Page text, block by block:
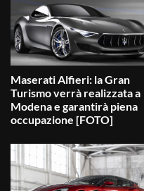
Maserati Alfieri: la Gran
Turismo verrà realizzata a
Modena e garantirà piena
occupazione [FOTO]